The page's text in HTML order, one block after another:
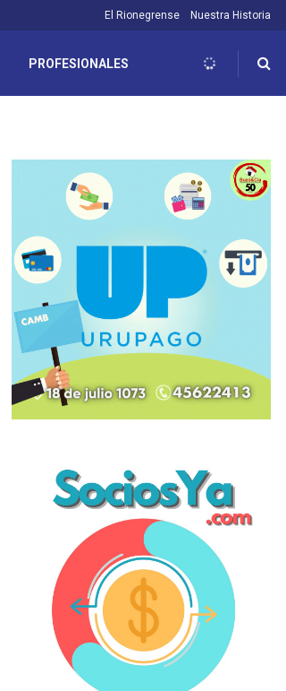
El Rionegrense Nuestra Historia
PROFESIONALES